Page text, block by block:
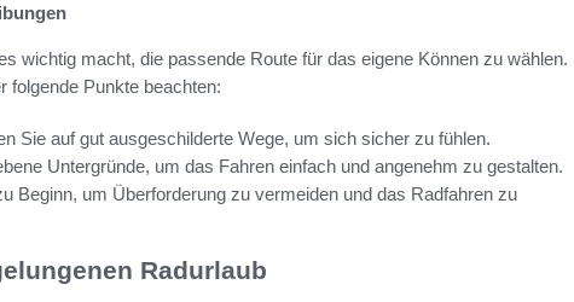
wichtig macht, die passende Route für das eigene Können zu wählen.
folgende Punkte beachten:
Sie auf gut ausgeschilderte Wege, um sich sicher zu fühlen.
Untergründe, um das Fahren einfach und angenehm zu gestalten.
Beginn, um Überforderung zu vermeiden und das Radfahren zu
Radurlaub